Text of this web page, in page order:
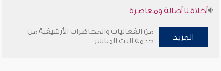
أخلاقنا أصالة ومعاصرة
وأمنهم من خوف 9
المزيد
من الفعاليات والمحاضرات الأرشيفية من
خدمة البث المباشر